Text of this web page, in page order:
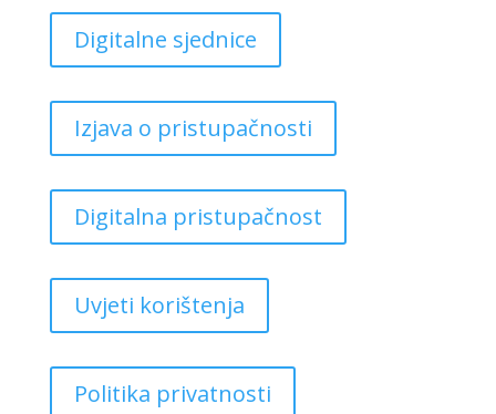
Digitalne sjednice
Izjava o pristupačnosti
Digitalna pristupačnost
Uvjeti korištenja
Politika privatnosti